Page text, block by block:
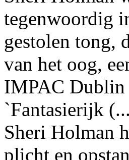
tegenwoordig
gestolen tong,
van het oog,
IMPAC
`Fantasierijk
Sheri Holman
plicht en